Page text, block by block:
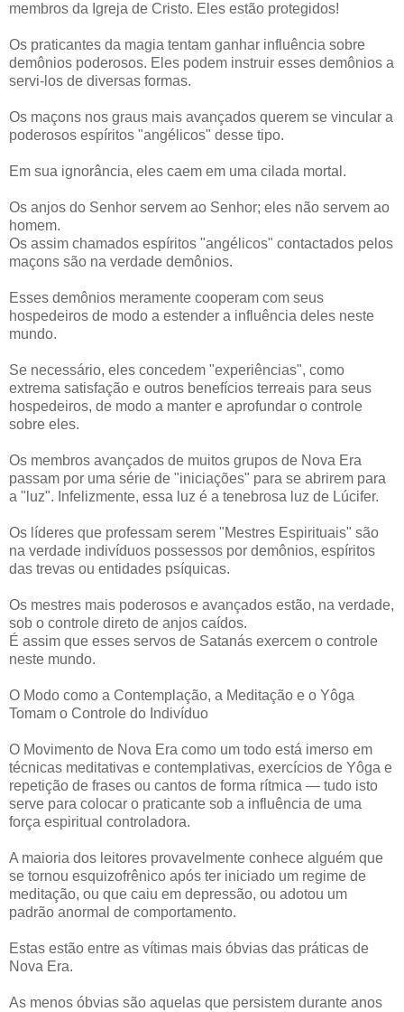
membros da Igreja de Cristo. Eles estão protegidos!
Os praticantes da magia tentam ganhar influência sobre
demônios poderosos. Eles podem instruir esses demônios a
servi-los de diversas formas.
Os maçons nos graus mais avançados querem se vincular a
poderosos espíritos "angélicos" desse tipo.
Em sua ignorância, eles caem em uma cilada mortal.
Os anjos do Senhor servem ao Senhor; eles não servem ao
homem.
Os assim chamados espíritos "angélicos" contactados pelos
maçons são na verdade demônios.
Esses demônios meramente cooperam com seus
hospedeiros de modo a estender a influência deles neste
mundo.
Se necessário, eles concedem "experiências", como
extrema satisfação e outros benefícios terreais para seus
hospedeiros, de modo a manter e aprofundar o controle
sobre eles.
Os membros avançados de muitos grupos de Nova Era
passam por uma série de "iniciações" para se abrirem para
a "luz". Infelizmente, essa luz é a tenebrosa luz de Lúcifer.
Os líderes que professam serem "Mestres Espirituais" são
na verdade indivíduos possessos por demônios, espíritos
das trevas ou entidades psíquicas.
Os mestres mais poderosos e avançados estão, na verdade,
sob o controle direto de anjos caídos.
É assim que esses servos de Satanás exercem o controle
neste mundo.
O Modo como a Contemplação, a Meditação e o Yôga
Tomam o Controle do Indivíduo
O Movimento de Nova Era como um todo está imerso em
técnicas meditativas e contemplativas, exercícios de Yôga e
repetição de frases ou cantos de forma rítmica — tudo isto
serve para colocar o praticante sob a influência de uma
força espiritual controladora.
A maioria dos leitores provavelmente conhece alguém que
se tornou esquizofrênico após ter iniciado um regime de
meditação, ou que caiu em depressão, ou adotou um
padrão anormal de comportamento.
Estas estão entre as vítimas mais óbvias das práticas de
Nova Era.
As menos óbvias são aquelas que persistem durante anos